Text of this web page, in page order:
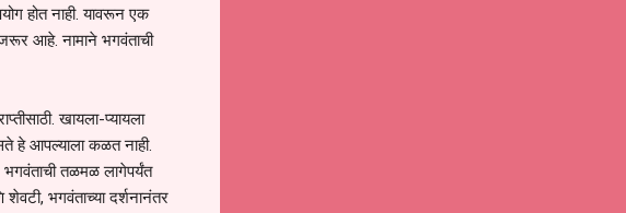
होत नाही. यावरून एक
जरूर आहे. नामाने भगवंताची
खायला-प्यायला
हे आपल्याला कळत नाही.
तळमळ लागेपर्यंत
भगवंताच्या दर्शनानंतर